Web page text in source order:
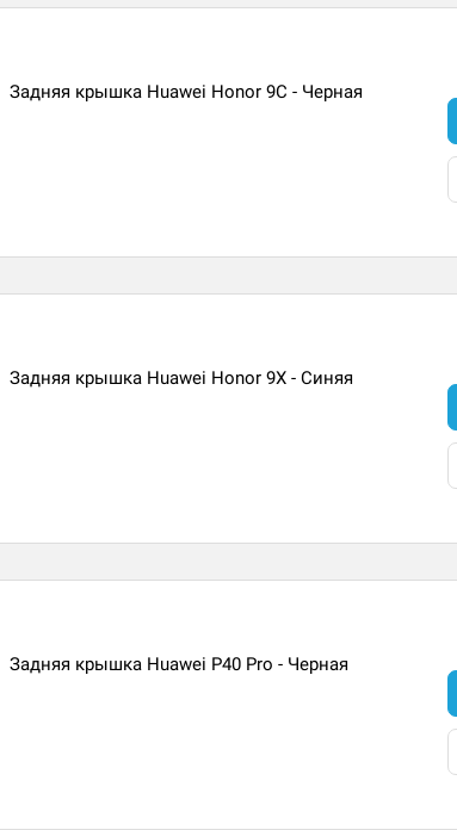
Задняя крышка Huawei Honor 9C - Черная
Задняя крышка Huawei Honor 9X - Синяя
Задняя крышка Huawei P40 Pro - Черная